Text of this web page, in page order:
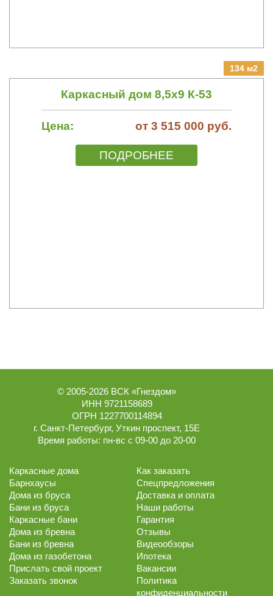
134 м2
Каркасный дом 8,5х9 К-53
Цена: от 3 515 000 руб.
ПОДРОБНЕЕ
© 2005-2026 ВСК «Гнездом»
ИНН 9721158689
ОГРН 1227700114894
г. Санкт-Петербург, Уткин проспект, 15Е
Время работы: пн-вс с 09-00 до 20-00
Каркасные дома
Барнхаусы
Дома из бруса
Бани из бруса
Каркасные бани
Дома из бревна
Бани из бревна
Дома из газобетона
Прислать свой проект
Заказать звонок
Как заказать
Спецпредложения
Доставка и оплата
Наши работы
Гарантия
Отзывы
Видеообзоры
Ипотека
Вакансии
Политика
конфиденциальности